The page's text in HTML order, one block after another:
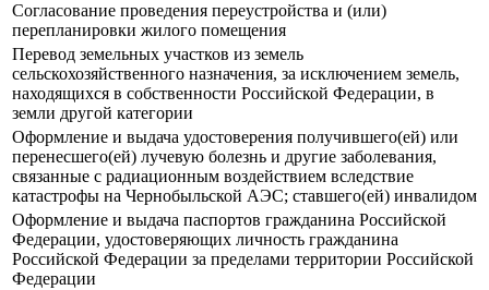
Согласование проведения переустройства и (или)
перепланировки жилого помещения
Перевод земельных участков из земель
сельскохозяйственного назначения, за исключением земель,
находящихся в собственности Российской Федерации, в
земли другой категории
Оформление и выдача удостоверения получившего(ей) или
перенесшего(ей) лучевую болезнь и другие заболевания,
связанные с радиационным воздействием вследствие
катастрофы на Чернобыльской АЭС; ставшего(ей) инвалидом
Оформление и выдача паспортов гражданина Российской
Федерации, удостоверяющих личность гражданина
Российской Федерации за пределами территории Российской
Федерации